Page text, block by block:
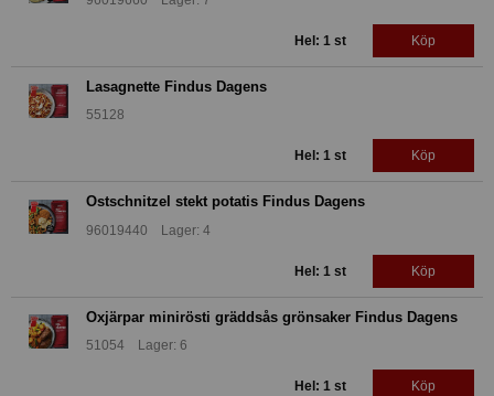
Hel: 1 st Köp
Lasagnette Findus Dagens
55128
Hel: 1 st Köp
Ostschnitzel stekt potatis Findus Dagens
96019440 Lager: 4
Hel: 1 st Köp
Oxjärpar minirösti gräddsås grönsaker Findus Dagens
51054 Lager: 6
Hel: 1 st Köp